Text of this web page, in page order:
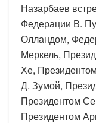
Назарбаев
Федерации В.
Олландом,
Меркель,
Хе,
Д. Зумой,
Президентом
Президентом